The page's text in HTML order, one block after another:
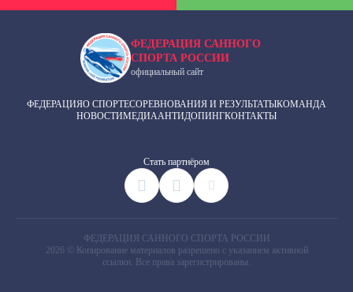
ФЕДЕРАЦИЯ САННОГО
СПОРТА РОССИИ
официальный сайт
ФЕДЕРАЦИЯО СПОРТЕСОРЕВНОВАНИЯ И РЕЗУЛЬТАТЫКОМАНДА
НОВОСТИМЕДИААНТИДОПИНГКОНТАКТЫ
Cтать партнёром
ФЕДЕРАЦИЯ САННОГО СПОРТА РОССИИ
2026 © Копирование материалов разрешено с указанием активной
ссылки. Все права зарегистрированы.